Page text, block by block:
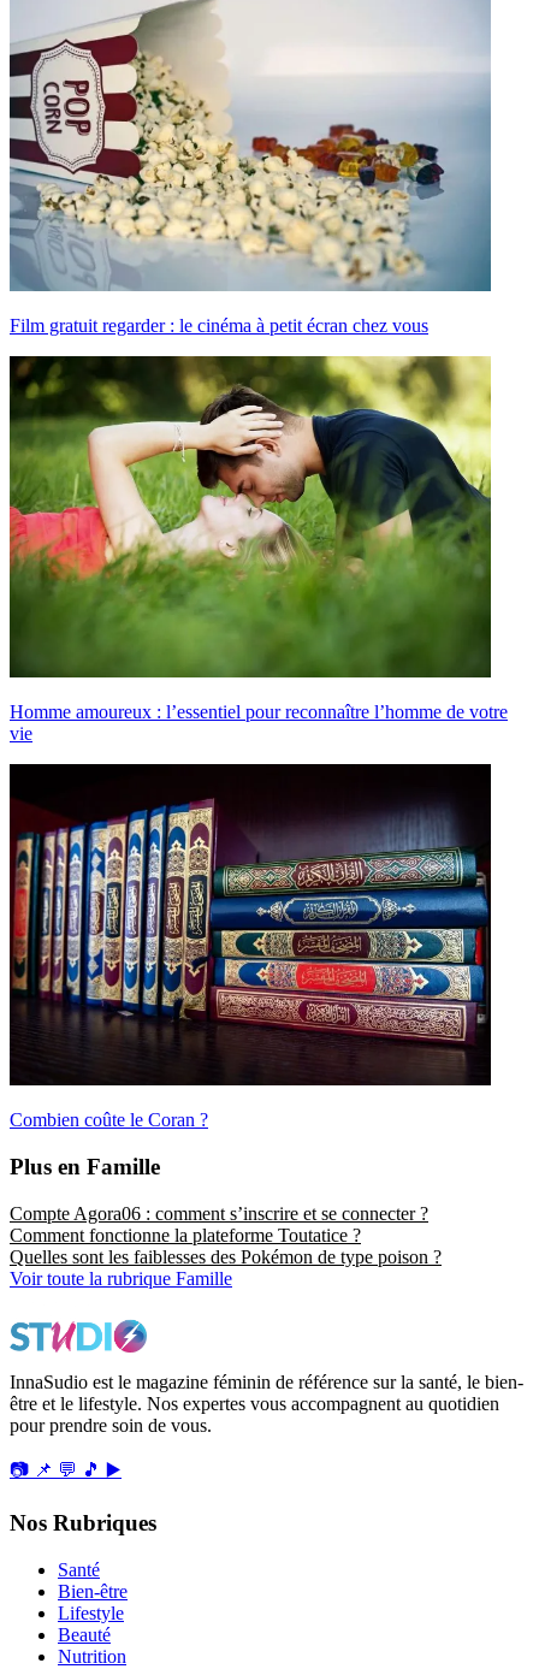
Film gratuit regarder : le cinéma à petit écran chez vous
Homme amoureux : l’essentiel pour reconnaître l’homme de votre
vie
Combien coûte le Coran ?
Plus en Famille
Compte Agora06 : comment s’inscrire et se connecter ?
Comment fonctionne la plateforme Toutatice ?
Quelles sont les faiblesses des Pokémon de type poison ?
Voir toute la rubrique Famille
InnaSudio est le magazine féminin de référence sur la santé, le bien-
être et le lifestyle. Nos expertes vous accompagnent au quotidien
pour prendre soin de vous.
📷 📌 💬 🎵 ▶️
Nos Rubriques
Santé
Bien-être
Lifestyle
Beauté
Nutrition